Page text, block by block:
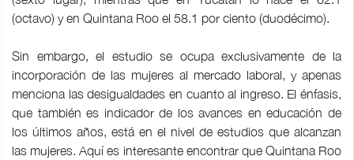
(octavo) y en Quintana Roo el 58.1 por ciento (duodécimo).
Sin embargo, el estudio se ocupa exclusivamente de la
incorporación de las mujeres al mercado laboral, y apenas
menciona las desigualdades en cuanto al ingreso. El énfasis,
que también es indicador de los avances en educación de
los últimos años, está en el nivel de estudios que alcanzan
las mujeres. Aquí es interesante encontrar que Quintana Roo